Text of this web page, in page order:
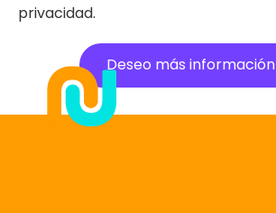
privacidad.
Deseo más información